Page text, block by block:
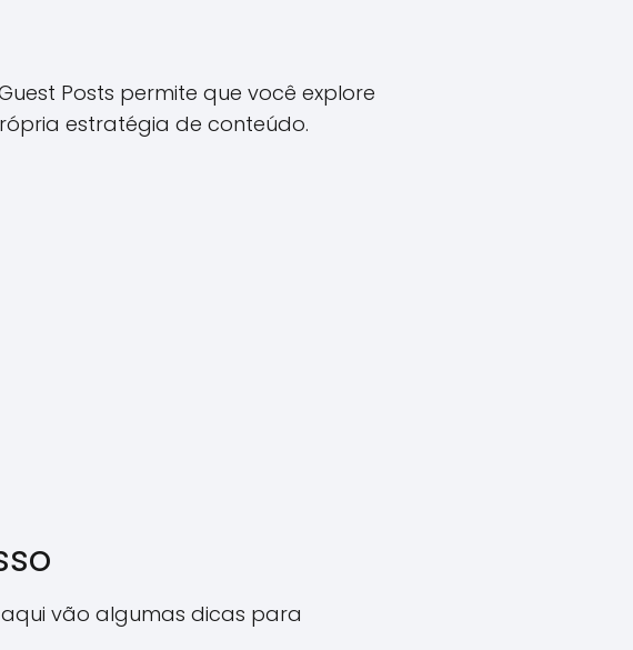
Posts permite que você explore
estratégia de conteúdo.
vão algumas dicas para